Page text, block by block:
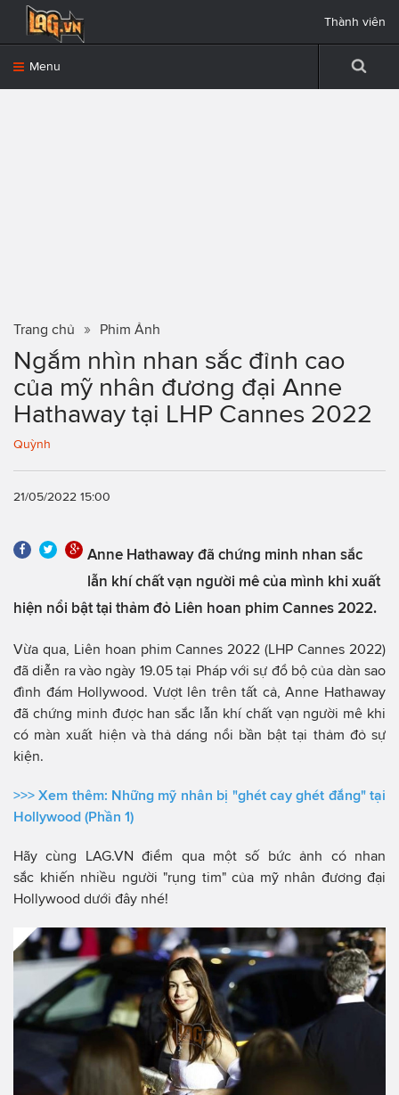
Menu
Thành viên
Trang chủ Phim Ảnh
Ngắm nhìn nhan sắc đỉnh cao
của mỹ nhân đương đại Anne
Hathaway tại LHP Cannes 2022
Quỳnh
21/05/2022 15:00
Anne Hathaway đã chứng minh nhan sắc
lẫn khí chất vạn người mê của mình khi xuất
hiện nổi bật tại thảm đỏ Liên hoan phim Cannes 2022.
Vừa qua, Liên hoan phim Cannes 2022 (LHP Cannes 2022)
đã diễn ra vào ngày 19.05 tại Pháp với sự đổ bộ của dàn sao
đình đám Hollywood. Vượt lên trên tất cả, Anne Hathaway
đã chứng minh được han sắc lẫn khí chất vạn người mê khi
có màn xuất hiện và thả dáng nổi bần bật tại thảm đỏ sự
kiện.
>>> Xem thêm: Những mỹ nhân bị "ghét cay ghét đắng" tại
Hollywood (Phần 1)
Hãy cùng LAG.VN điểm qua một số bức ảnh có nhan
sắc khiến nhiều người "rụng tim" của mỹ nhân đương đại
Hollywood dưới đây nhé!